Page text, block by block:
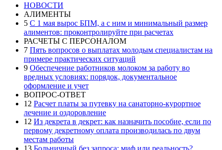
НОВОСТИ
АЛИМЕНТЫ
5 С 1 мая вырос БПМ, а с ним и минимальный размер
алиментов: проконтролируйте при расчетах
РАСЧЕТЫ С ПЕРСОНАЛОМ
7 Пять вопросов о выплатах молодым специалистам на
примере практических ситуаций
9 Обеспечение работников молоком за работу во
вредных условиях: порядок, документальное
оформление и учет
ВОПРОС-ОТВЕТ
12 Расчет платы за путевку на санаторно-курортное
лечение и оздоровление
12 Из декрета в декрет: как назначить пособие, если по
первому декретному оплата производилась по двум
местам работы
13 Больничный без запроса: миф или реальность?